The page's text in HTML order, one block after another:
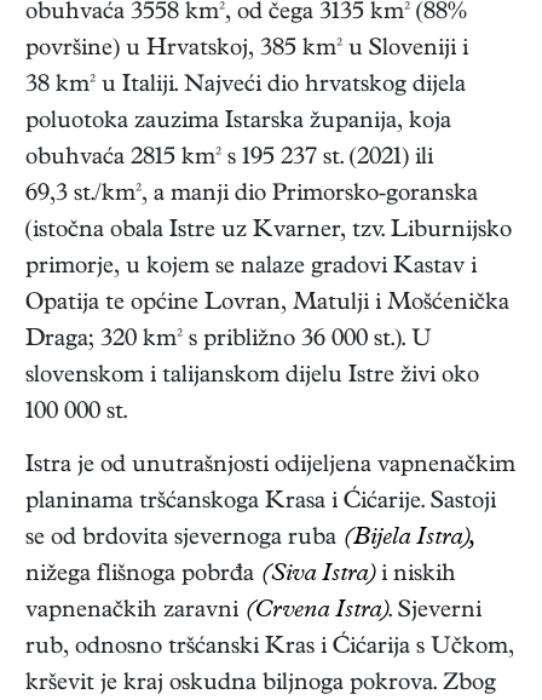
obuhvaća 3558 km², od čega 3135 km² (88%
površine) u Hrvatskoj, 385 km² u Sloveniji i
38 km² u Italiji. Najveći dio hrvatskog dijela
poluotoka zauzima Istarska županija, koja
obuhvaća 2815 km² s 195 237 st. (2021) ili
69,3 st./km², a manji dio Primorsko-goranska
(istočna obala Istre uz Kvarner, tzv. Liburnijsko
primorje, u kojem se nalaze gradovi Kastav i
Opatija te općine Lovran, Matulji i Mošćenička
Draga; 320 km² s približno 36 000 st.). U
slovenskom i talijanskom dijelu Istre živi oko
100 000 st.
Istra je od unutrašnjosti odijeljena vapnenačkim
planinama tršćanskoga Krasa i Ćićarije. Sastoji
se od brdovita sjevernoga ruba (Bijela Istra),
nižega flišnoga pobrđa (Siva Istra)i niskih
vapnenačkih zaravni (Crvena Istra). Sjeverni
rub, odnosno tršćanski Kras i Ćićarija s Učkom,
krševit je kraj oskudna biljnoga pokrova. Zbog